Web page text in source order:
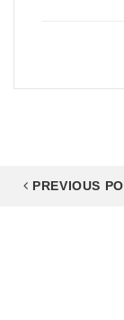
PREVIOUS